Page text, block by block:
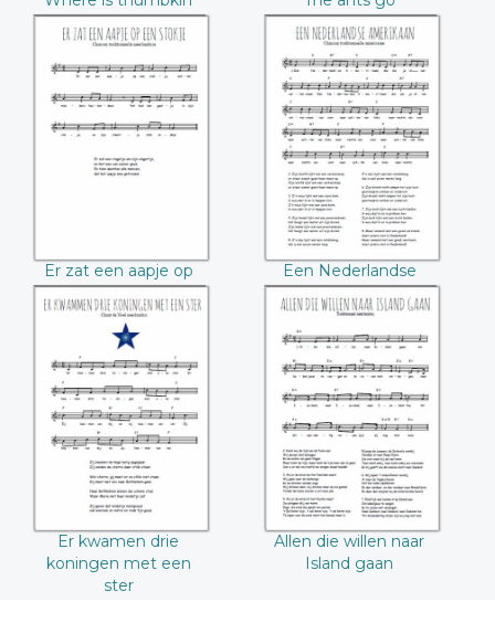
marching
Er zat een aapje op
een stokje
Er zat een aapje op
een stokje
Een Nederlandse
Amerikaan
Een Nederlandse
Amerikaan
Er kwamen drie
koningen met een
ster
Er kwamen drie
koningen met een
ster
Allen die willen
naar Island gaan
Allen die willen naar
Island gaan